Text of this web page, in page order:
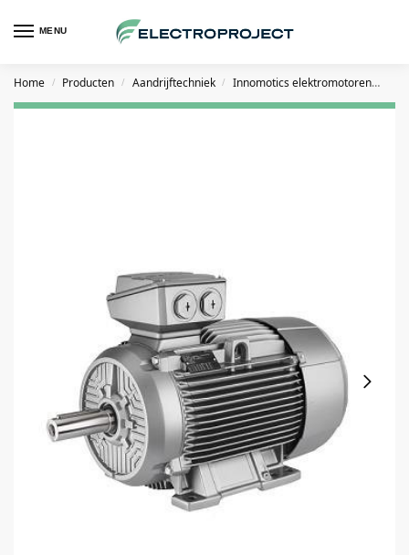
MENU
Home / Producten / Aandrijftechniek / Innomotics elektromotoren